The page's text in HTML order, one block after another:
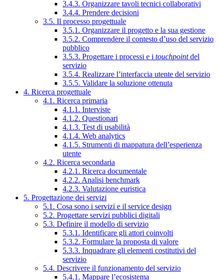
3.4.3. Organizzare tavoli tecnici collaborativi
3.4.4. Prendere decisioni
3.5. Il processo progettuale
3.5.1. Organizzare il progetto e la sua gestione
3.5.2. Comprendere il contesto d’uso del servizio
pubblico
3.5.3. Progettare i processi e i touchpointdel
servizio
3.5.4. Realizzare l’interfaccia utente del servizio
3.5.5. Validare la soluzione ottenuta
4. Ricerca progettuale
4.1. Ricerca primaria
4.1.1. Interviste
4.1.2. Questionari
4.1.3. Test di usabilità
4.1.4. Web analytics
4.1.5. Strumenti di mappatura dell’esperienza
utente
4.2. Ricerca secondaria
4.2.1. Ricerca documentale
4.2.2. Analisi benchmark
4.2.3. Valutazione euristica
5. Progettazione dei servizi
5.1. Cosa sono i servizi e il service design
5.2. Progettare servizi pubblici digitali
5.3. Definire il modello di servizio
5.3.1. Identificare gli attori coinvolti
5.3.2. Formulare la proposta di valore
5.3.3. Inquadrare gli elementi costitutivi del
servizio
5.4. Descrivere il funzionamento del servizio
5.4.1. Mappare l’ecosistema